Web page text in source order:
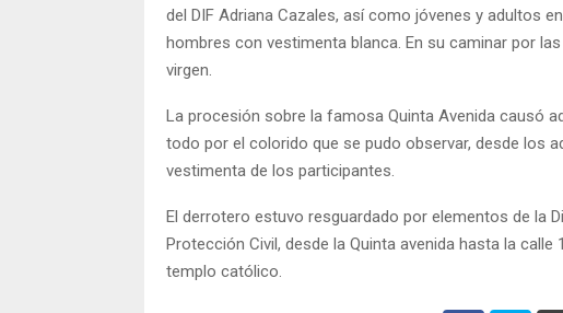
del DIF Adriana Cazales, así como jóvenes y adultos
hombres con vestimenta blanca. En su caminar por
virgen.
La procesión sobre la famosa Quinta Avenida causó
todo por el colorido que se pudo observar, desde los
vestimenta de los participantes.
El derrotero estuvo resguardado por elementos de la
Protección Civil, desde la Quinta avenida hasta la
templo católico.